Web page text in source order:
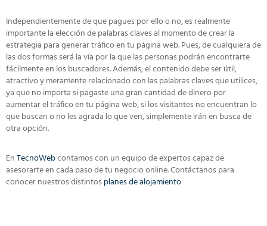
Independientemente de que pagues por ello o no, es realmente
importante la elección de palabras claves al momento de crear la
estrategia para generar tráfico en tu página web. Pues, de cualquiera de
las dos formas será la vía por la que las personas podrán encontrarte
fácilmente en los buscadores. Además, el contenido debe ser útil,
atractivo y meramente relacionado con las palabras claves que utilices,
ya que no importa si pagaste una gran cantidad de dinero por
aumentar el tráfico en tu página web, si los visitantes no encuentran lo
que buscan o no les agrada lo que ven, simplemente irán en busca de
otra opción.
EnTecnoWebcontamos con un equipo de expertos capaz de
asesorarte en cada paso de tu negocio online. Contáctanos para
conocer nuestros distintosplanes de alojamiento